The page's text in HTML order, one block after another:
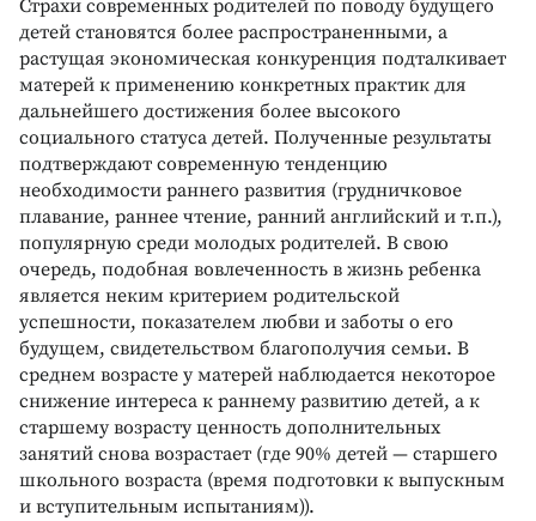
Страхи современных родителей по поводу будущего
детей становятся более распространенными, а
растущая экономическая конкуренция подталкивает
матерей к применению конкретных практик для
дальнейшего достижения более высокого
социального статуса детей. Полученные результаты
подтверждают современную тенденцию
необходимости раннего развития (грудничковое
плавание, раннее чтение, ранний английский и т.п.),
популярную среди молодых родителей. В свою
очередь, подобная вовлеченность в жизнь ребенка
является неким критерием родительской
успешности, показателем любви и заботы о его
будущем, свидетельством благополучия семьи. В
среднем возрасте у матерей наблюдается некоторое
снижение интереса к раннему развитию детей, а к
старшему возрасту ценность дополнительных
занятий снова возрастает (где 90% детей — старшего
школьного возраста (время подготовки к выпускным
и вступительным испытаниям)).